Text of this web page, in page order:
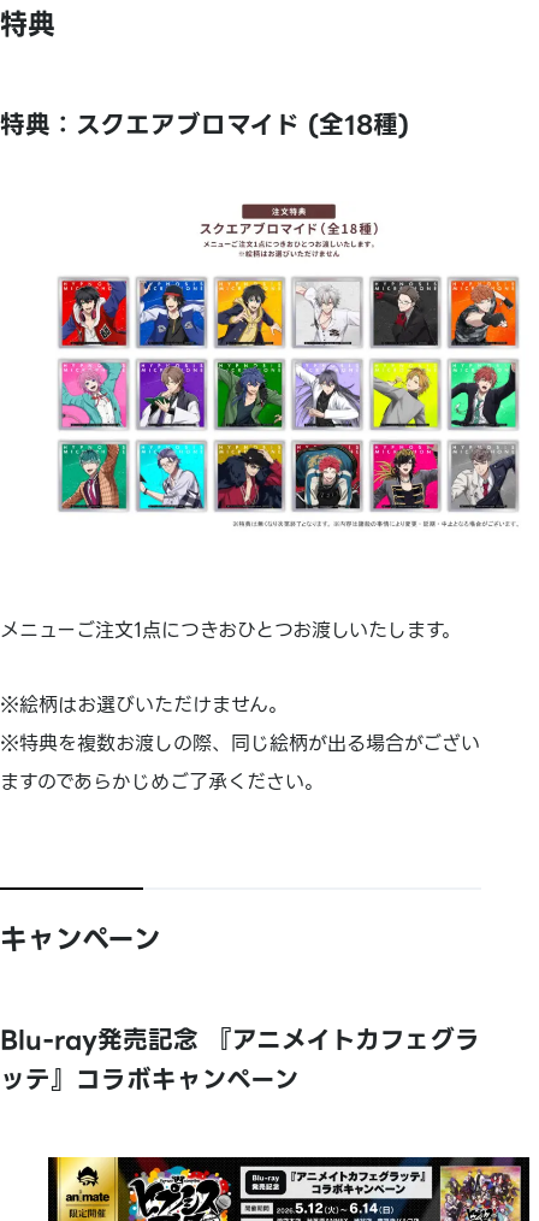
特典
特典：スクエアブロマイド (全18種)
メニューご注文1点につきおひとつお渡しいたします。
※絵柄はお選びいただけません。
※特典を複数お渡しの際、同じ絵柄が出る場合がござい
ますのであらかじめご了承ください。
キャンペーン
Blu-ray発売記念 『アニメイトカフェグラ
ッテ』コラボキャンペーン